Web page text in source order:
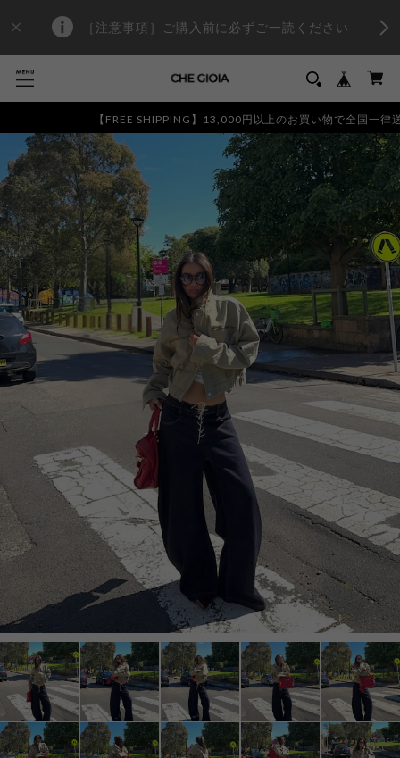
［注意事項］ご購入前に必ずご一読ください
【FREE SHIPPING】13,000円以上のお買い物で全国一律送料